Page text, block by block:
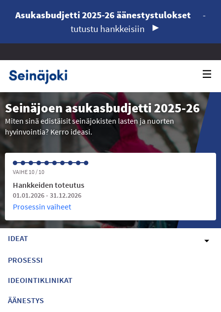
Asukasbudjetti 2025-26 äänestystulokset
-
tutustu hankkeisiin
Seinäjoen asukasbudjetti 2025-26
Miten sinä edistäisit seinäjokisten lasten ja nuorten
hyvinvointia? Kerro ideasi.
VAIHE 10 / 10
Hankkeiden toteutus
01.01.2026 - 31.12.2026
Prosessin vaiheet
IDEAT
PROSESSI
IDEOINTIKLINIKAT
ÄÄNESTYS